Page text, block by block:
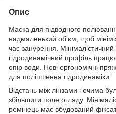
Опис
Маска для підводного
надмаленький об'єм, щоб
час занурення.
гідродинамічний профіль
опір води. Нові ергономічні
для поліпшення гідродинаміки.
Відстань між лінзами і очима
збільшити поле огляду.
ремінець має вбудований